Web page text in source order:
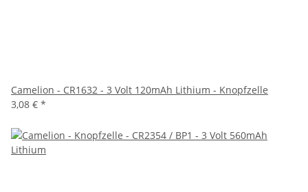
Camelion - CR1632 - 3 Volt 120mAh Lithium - Knopfzelle
3,08 € *